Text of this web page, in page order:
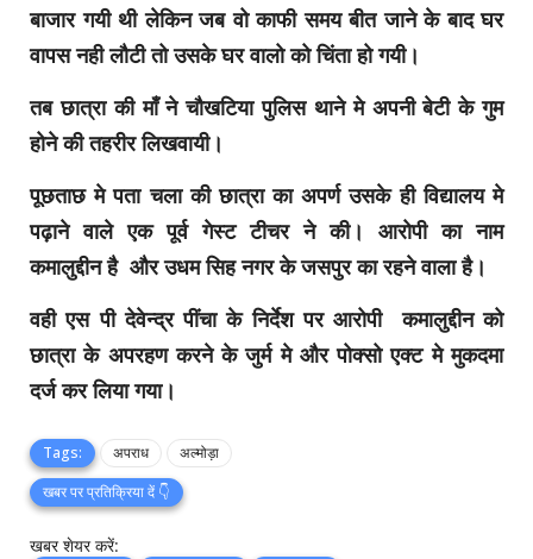
बाजार गयी थी लेकिन जब वो काफी समय बीत जाने के बाद घर
वापस नही लौटी तो उसके घर वालो को चिंता हो गयी।
तब छात्रा की माँ ने चौखटिया पुलिस थाने मे अपनी बेटी के गुम
होने की तहरीर लिखवायी।
पूछताछ मे पता चला की छात्रा का अपर्ण उसके ही विद्यालय मे
पढ़ाने वाले एक पूर्व गेस्ट टीचर ने की। आरोपी का नाम
कमालुद्दीन है और उधम सिह नगर के जसपुर का रहने वाला है।
वही एस पी देवेन्द्र पींचा के निर्देश पर आरोपी कमालुद्दीन को
छात्रा के अपरहण करने के जुर्म मे और पोक्सो एक्ट मे मुकदमा
दर्ज कर लिया गया।
Tags: अपराध
अल्मोड़ा
खबर पर प्रतिक्रिया दें 👇
खबर शेयर करें: